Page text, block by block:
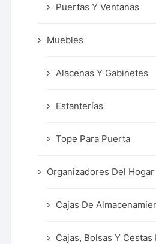
Puertas Y Ventanas
Muebles
Alacenas Y Gabinetes
Estanterías
Tope Para Puerta
Organizadores Del Hogar
Cajas De
Cajas, Bolsas Y Cestas